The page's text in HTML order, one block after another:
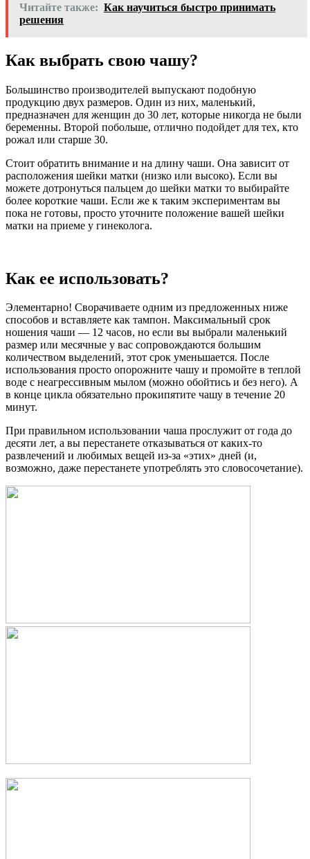
Читайте также: Как научиться быстро принимать
решения
Как выбрать свою чашу?
Большинство производителей выпускают подобную
продукцию двух размеров. Один из них, маленький,
предназначен для женщин до 30 лет, которые никогда не были
беременны. Второй побольше, отлично подойдет для тех, кто
рожал или старше 30.
Стоит обратить внимание и на длину чаши. Она зависит от
расположения шейки матки (низко или высоко). Если вы
можете дотронуться пальцем до шейки матки то выбирайте
более короткие чаши. Если же к таким экспериментам вы
пока не готовы, просто уточните положение вашей шейки
матки на приеме у гинеколога.
Как ее использовать?
Элементарно! Сворачиваете одним из предложенных ниже
способов и вставляете как тампон. Максимальный срок
ношения чаши — 12 часов, но если вы выбрали маленький
размер или месячные у вас сопровождаются большим
количеством выделений, этот срок уменьшается. После
использования просто опорожните чашу и промойте в теплой
воде с неагрессивным мылом (можно обойтись и без него). А
в конце цикла обязательно прокипятите чашу в течение 20
минут.
При правильном использовании чаша прослужит от года до
десяти лет, а вы перестанете отказываться от каких-то
развлечений и любимых вещей из-за «этих» дней (и,
возможно, даже перестанете употреблять это словосочетание).